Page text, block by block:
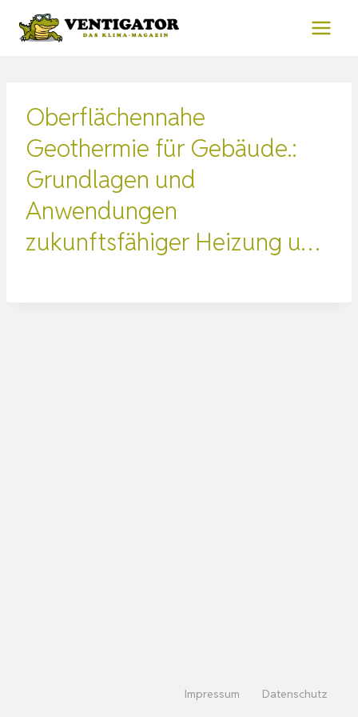
Inhalt
Oberflächennahe
Geothermie für Gebäude.:
Grundlagen und
Anwendungen
zukunftsfähiger Heizung u…
Impressum Datenschutz